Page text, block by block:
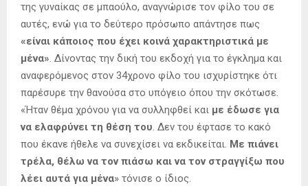
της γυναίκας σε μπαούλο, αναγνώρισε τον φίλο του σε
αυτές, ενώ για το δεύτερο πρόσωπο απάντησε πως
«είναι κάποιος που έχει κοινά χαρακτηριστικά με
μένα». Δίνοντας την δική του εκδοχή για το έγκλημα και
αναφερόμενος στον 34χρονο φίλο του ισχυρίστηκε ότι
παρέσυρε την θανούσα στο υπόγειο όπου την σκότωσε.
«Ήταν θέμα χρόνου για να συλληφθεί και με έδωσε για
να ελαφρύνει τη θέση του. Δεν του έφτασε το κακό
που έκανε ήθελε να συνεχίσει να εκδικείται. Με πιάνει
τρέλα, θέλω να τον πιάσω και να τον στραγγίξω που
λέει αυτά για μένα» τόνισε ο ίδιος.